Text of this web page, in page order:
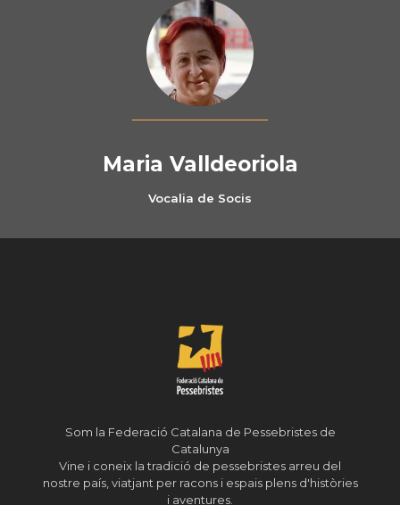
Maria Valldeoriola
Vocalia de Socis
Som la Federació Catalana de Pessebristes de
Catalunya
Vine i coneix la tradició de pessebristes arreu del
nostre país, viatjant per racons i espais plens d'històries
i aventures.